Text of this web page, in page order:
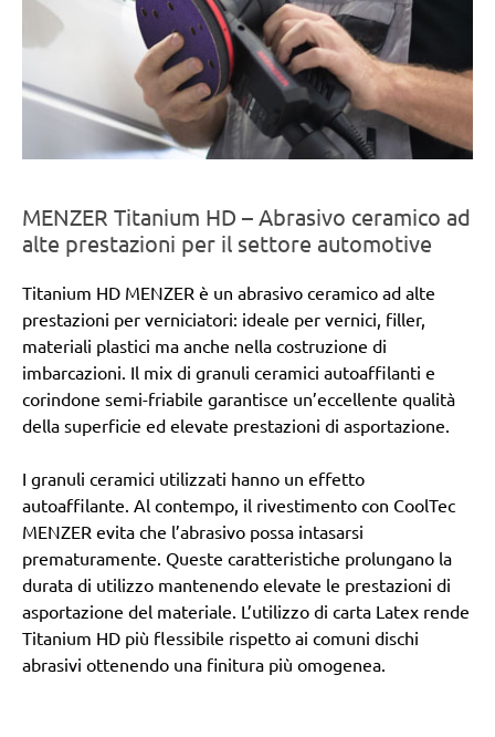
MENZER Titanium HD – Abrasivo ceramico ad
alte prestazioni per il settore automotive
Titanium HD MENZER è un abrasivo ceramico ad alte
prestazioni per verniciatori: ideale per vernici, filler,
materiali plastici ma anche nella costruzione di
imbarcazioni. Il mix di granuli ceramici autoaffilanti e
corindone semi-friabile garantisce un’eccellente qualità
della superficie ed elevate prestazioni di asportazione.
I granuli ceramici utilizzati hanno un effetto
autoaffilante. Al contempo, il rivestimento con CoolTec
MENZER evita che l’abrasivo possa intasarsi
prematuramente. Queste caratteristiche prolungano la
durata di utilizzo mantenendo elevate le prestazioni di
asportazione del materiale. L’utilizzo di carta Latex rende
Titanium HD più flessibile rispetto ai comuni dischi
abrasivi ottenendo una finitura più omogenea.